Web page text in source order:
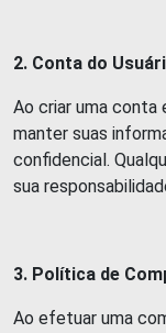
2. Conta do
Ao criar uma conta
manter suas
confidencial.
sua
3. Política de
Ao efetuar uma